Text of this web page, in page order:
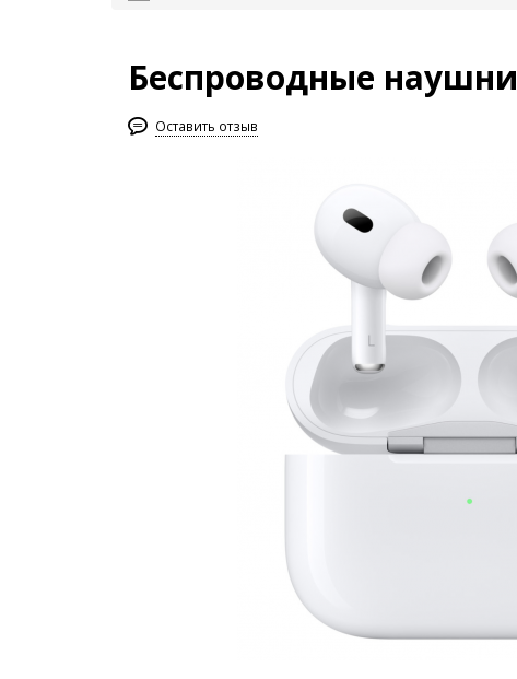
Беспроводные
Оставить отзыв